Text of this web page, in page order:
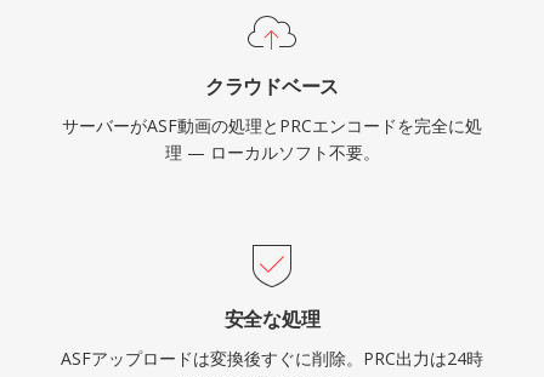
クラウドベース
サーバーがASF動画の処理とPRCエンコードを完全に処
理 — ローカルソフト不要。
安全な処理
ASFアップロードは変換後すぐに削除。PRC出力は24時